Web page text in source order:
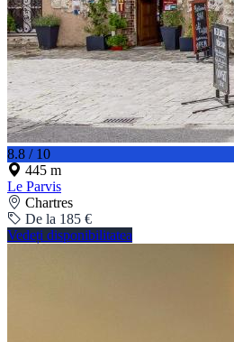
8.8 / 10
445 m
Le Parvis
Chartres
De la 185 €
Vedeți disponibilitatea